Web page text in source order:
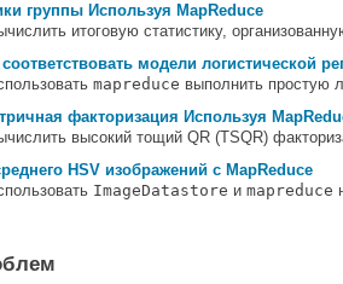
группы Используя MapReduce
итоговую статистику,
модели логистической
mapreduce выполнить простую
факторизация Используя
высокий тощий QR (TSQR)
HSV изображений с MapReduce
ImageDatastore и mapreduce